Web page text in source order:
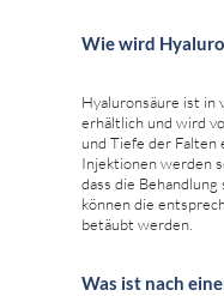
Wie wird
Hyaluronsäure ist in
erhältlich und wird
und Tiefe der Falten
Injektionen werden
dass die
können die
betäubt werden.
Was ist nach